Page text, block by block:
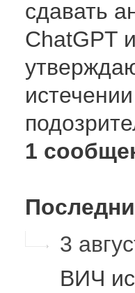
сдавать
ChatGPT
1
3
ВИЧ